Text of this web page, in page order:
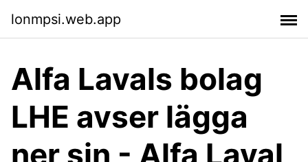
lonmpsi.web.app
Alfa Lavals bolag
LHE avser lägga
ner sin - Alfa Laval